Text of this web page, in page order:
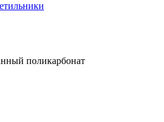
поликарбонат